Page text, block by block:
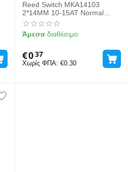
Reed Switch MKA14103
2*14MM 10-15AT Normal
Open
Άμεσα διαθέσιμο
€037
Χωρίς ΦΠΑ: €0.30